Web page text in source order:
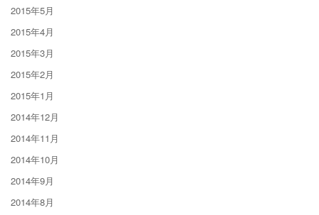
2015年5月
2015年4月
2015年3月
2015年2月
2015年1月
2014年12月
2014年11月
2014年10月
2014年9月
2014年8月